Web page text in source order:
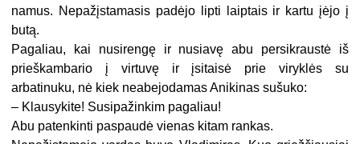
namus. Nepažįstamasis padėjo lipti laiptais ir kartu įėjo į
butą.
Pagaliau, kai nusirengę ir nusiavę abu persikraustė iš
prieškambario į virtuvę ir įsitaisė prie viryklės su
arbatinuku, nė kiek neabejodamas Anikinas sušuko:
– Klausykite! Susipažinkim pagaliau!
Abu patenkinti paspaudė vienas kitam rankas.